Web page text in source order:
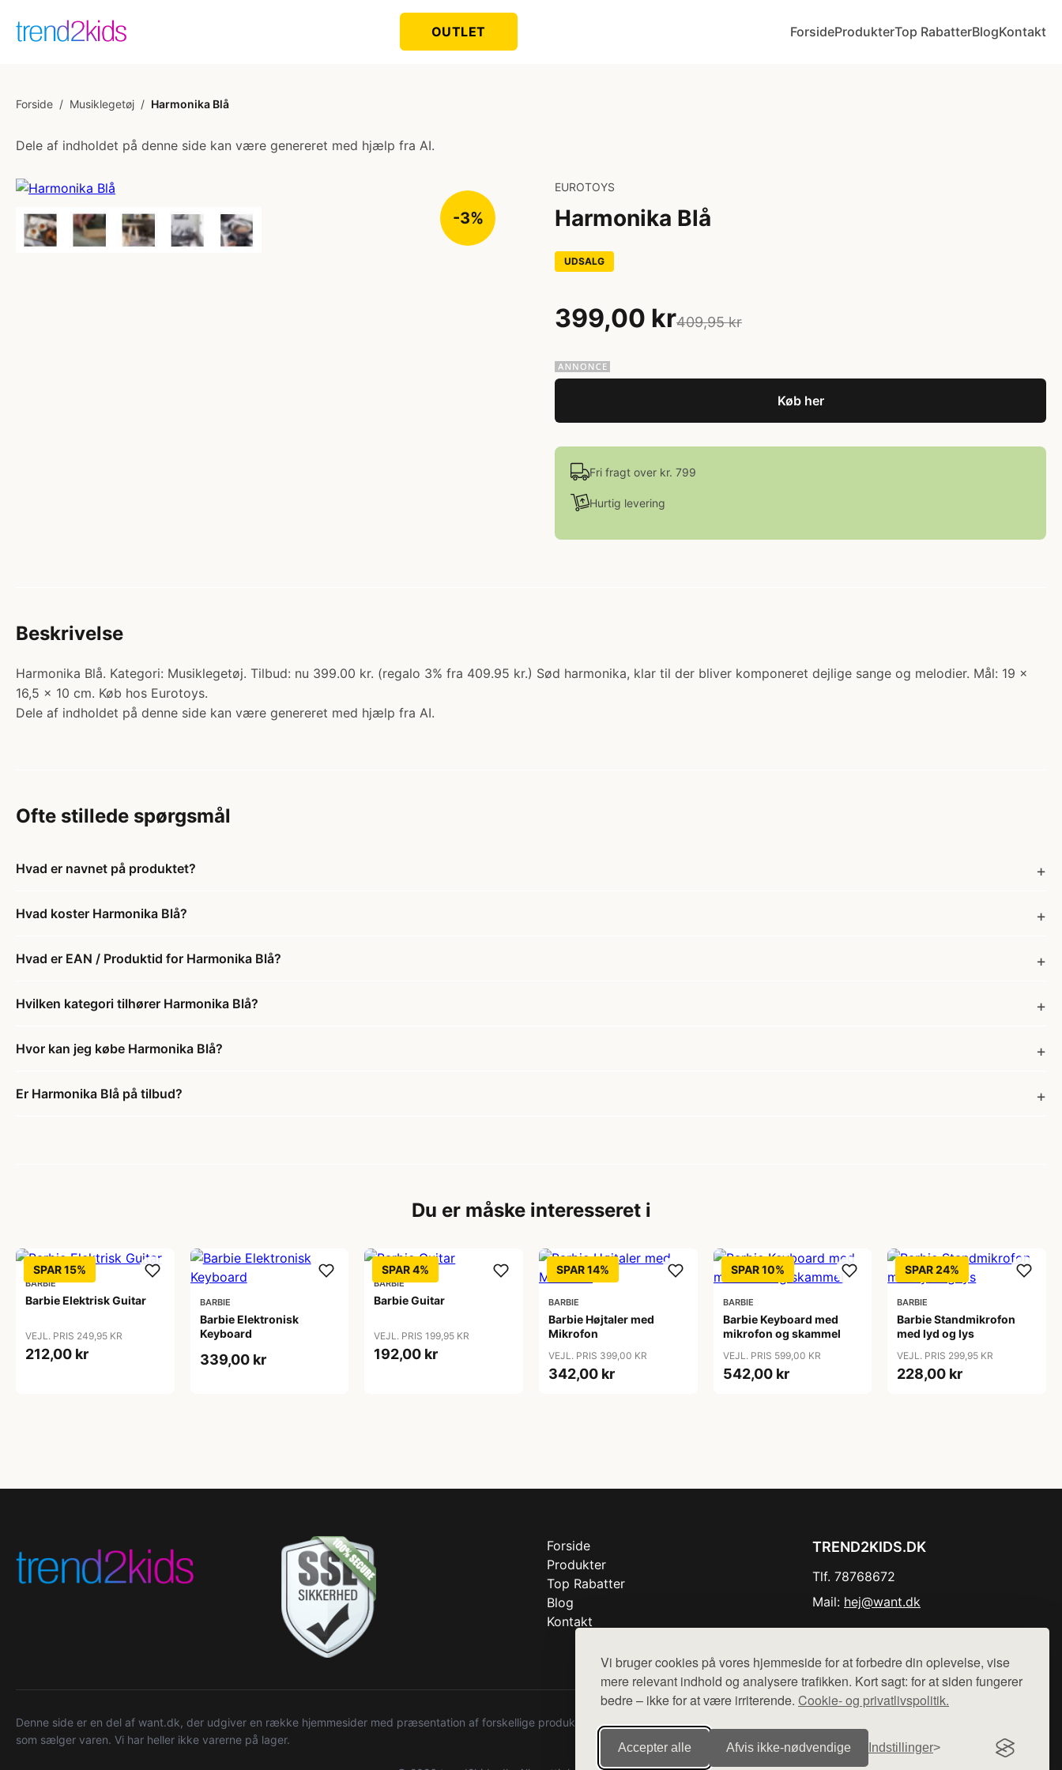
Vi bruger cookies på vores hjemmeside for at forbedre din oplevelse, vise
mere relevant indhold og analysere trafikken. Kort sagt: for at siden fungerer
bedre – ikke for at være irriterende. Cookie- og privatlivspolitik.
Accepter alle Afvis ikke‑nødvendige Indstillinger
OUTLET ForsideProdukterTop RabatterBlogKontakt
Forside / Musiklegetøj / Harmonika Blå
Dele af indholdet på denne side kan være genereret med hjælp fra AI.
-3%
EUROTOYS
Harmonika Blå
UDSALG
399,00 kr409,95 kr
Køb her
Fri fragt over kr. 799
Hurtig levering
Beskrivelse
Harmonika Blå. Kategori: Musiklegetøj. Tilbud: nu 399.00 kr. (regalo 3% fra 409.95 kr.) Sød harmonika, klar til der bliver komponeret dejlige sange og melodier. Mål: 19 x
16,5 x 10 cm. Køb hos Eurotoys.
Dele af indholdet på denne side kan være genereret med hjælp fra AI.
Ofte stillede spørgsmål
Hvad er navnet på produktet?
Hvad koster Harmonika Blå?
Hvad er EAN / Produktid for Harmonika Blå?
Hvilken kategori tilhører Harmonika Blå?
Hvor kan jeg købe Harmonika Blå?
Er Harmonika Blå på tilbud?
Du er måske interesseret i
SPAR 15%
BARBIE
Barbie Elektrisk Guitar
VEJL. PRIS 249,95 KR
212,00 kr
BARBIE
Barbie Elektronisk
Keyboard
339,00 kr
SPAR 4%
BARBIE
Barbie Guitar
VEJL. PRIS 199,95 KR
192,00 kr
SPAR 14%
BARBIE
Barbie Højtaler med
Mikrofon
VEJL. PRIS 399,00 KR
342,00 kr
SPAR 10%
BARBIE
Barbie Keyboard med
mikrofon og skammel
VEJL. PRIS 599,00 KR
542,00 kr
SPAR 24%
BARBIE
Barbie Standmikrofon
med lyd og lys
VEJL. PRIS 299,95 KR
228,00 kr
Forside
Produkter
Top Rabatter
Blog
Kontakt
TREND2KIDS.DK
Tlf. 78768672
Mail: hej@want.dk
Denne side er en del af want.dk, der udgiver en række hjemmesider med præsentation af forskellige produkter fra diverse webshops. Der sælges ikke varer fra denne side - vi henviser til de shops,
som sælger varen. Vi har heller ikke varerne på lager.